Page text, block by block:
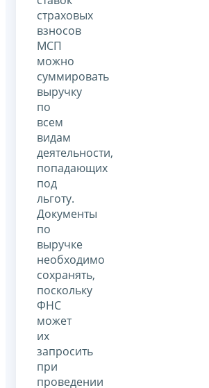
страховых
взносов
МСП
можно
суммировать
выручку
по
всем
видам
деятельности,
попадающих
под
льготу.
Документы
по
выручке
необходимо
сохранять,
поскольку
ФНС
может
их
запросить
при
проведении